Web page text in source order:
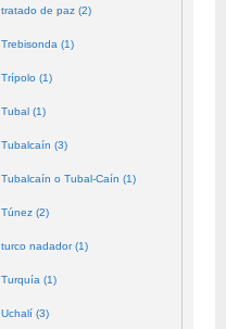
tratado de paz (2)
Trebisonda (1)
Trípolo (1)
Tubal (1)
Tubalcaín (3)
Tubalcaín o Tubal-Caín (1)
Túnez (2)
turco nadador (1)
Turquía (1)
Uchalí (3)